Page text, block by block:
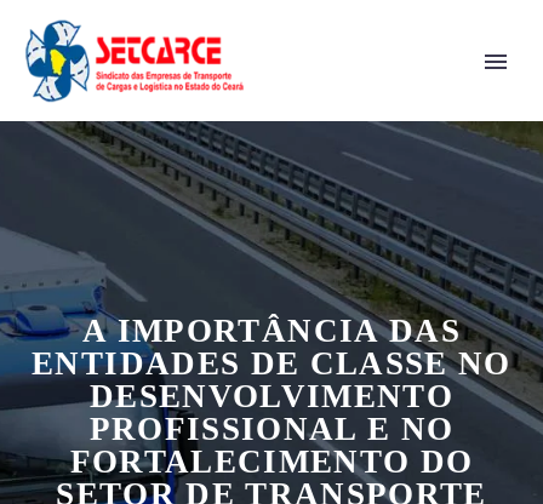
A IMPORTÂNCIA DAS
ENTIDADES DE CLASSE NO
DESENVOLVIMENTO
PROFISSIONAL E NO
FORTALECIMENTO DO
SETOR DE TRANSPORTE